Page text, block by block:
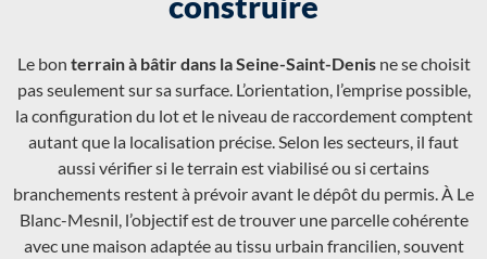
Le bon terrain à bâtir dans la Seine-Saint-Denisne se choisit
pas seulement sur sa surface. L’orientation, l’emprise possible,
la configuration du lot et le niveau de raccordement comptent
autant que la localisation précise. Selon les secteurs, il faut
aussi vérifier si le terrain est viabilisé ou si certains
branchements restent à prévoir avant le dépôt du permis. À Le
Blanc-Mesnil, l’objectif est de trouver une parcelle cohérente
avec une maison adaptée au tissu urbain francilien, souvent